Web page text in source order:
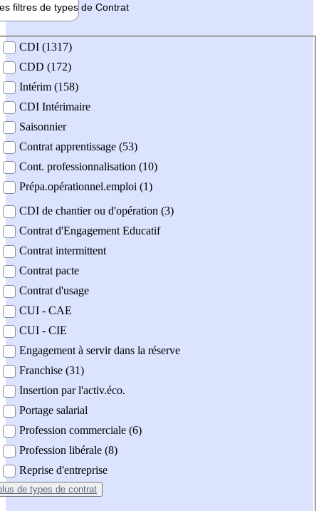
filtres de types de Contrat
contrat
CDI (1317)
CDD (172)
Intérim (158)
CDI Intérimaire
Saisonnier
Contrat apprentissage (53)
Cont. professionnalisation (10)
Prépa.opérationnel.emploi (1)
CDI de chantier ou d'opération (3)
Contrat d'Engagement Educatif
Contrat intermittent
Contrat pacte
Contrat d'usage
CUI - CAE
CUI - CIE
Engagement à servir dans la réserve
Franchise (31)
Insertion par l'activ.éco.
Portage salarial
Profession commerciale (6)
Profession libérale (8)
Reprise d'entreprise
de types de contrat